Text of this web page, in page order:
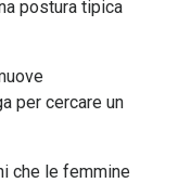
postura tipica
per cercare un
che le femmine